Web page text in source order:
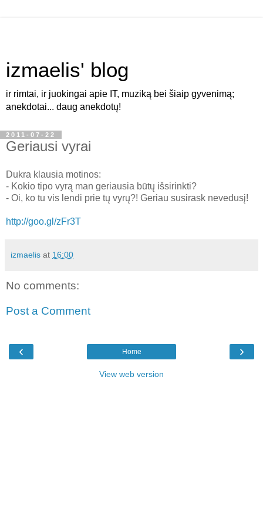
izmaelis' blog
ir rimtai, ir juokingai apie IT, muziką bei šiaip gyvenimą;
anekdotai... daug anekdotų!
2011-07-22
Geriausi vyrai
Dukra klausia motinos:
- Kokio tipo vyrą man geriausia būtų išsirinkti?
- Oi, ko tu vis lendi prie tų vyrų?! Geriau susirask nevedusį!
http://goo.gl/zFr3T
izmaelis at 16:00
No comments:
Post a Comment
‹ ›
Home
View web version